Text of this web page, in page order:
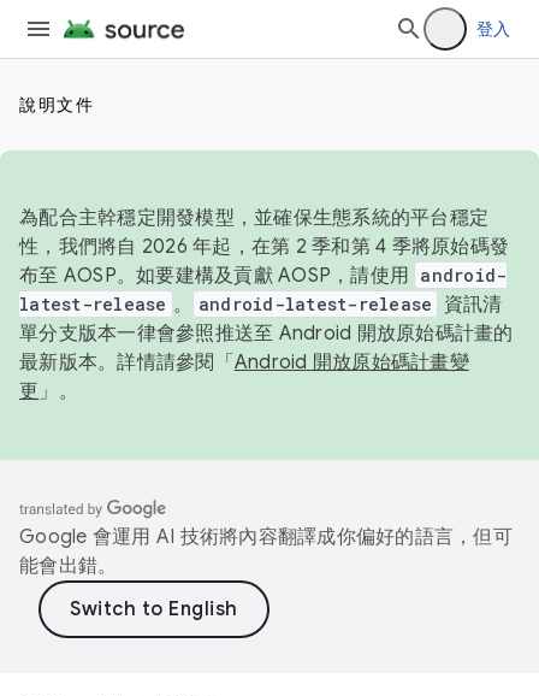
登入
說明文件
為配合主幹穩定開發模型，並確保生態系統的平台穩定
性，我們將自 2026 年起，在第 2 季和第 4 季將原始碼發
布至 AOSP。如要建構及貢獻 AOSP，請使用 android-
latest-release 。 android-latest-release
資訊清
單分支版本一律會參照推送至 Android 開放原始碼計畫的
最新版本。詳情請參閱「 Android 開放原始碼計畫變
更 」。
Google 會運用 AI 技術將內容翻譯成你偏好的語言，但可
能會出錯。